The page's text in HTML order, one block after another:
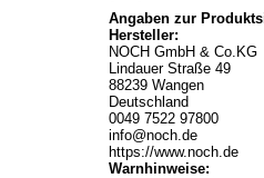
Angaben zur
Hersteller:
NOCH GmbH & Co.KG
Lindauer Straße 49
88239 Wangen
Deutschland
0049 7522 97800
info@noch.de
https://www.noch.de
Warnhinweise: